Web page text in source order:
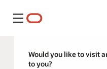
菜单
Would you like to visit
to you?